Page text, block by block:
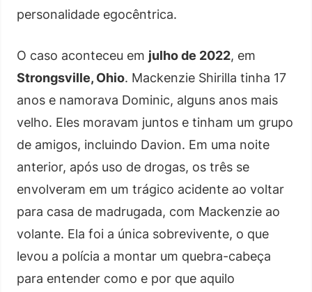
personalidade egocêntrica.
O caso aconteceu em julho de 2022, em
Strongsville, Ohio. Mackenzie Shirilla tinha 17
anos e namorava Dominic, alguns anos mais
velho. Eles moravam juntos e tinham um grupo
de amigos, incluindo Davion. Em uma noite
anterior, após uso de drogas, os três se
envolveram em um trágico acidente ao voltar
para casa de madrugada, com Mackenzie ao
volante. Ela foi a única sobrevivente, o que
levou a polícia a montar um quebra-cabeça
para entender como e por que aquilo